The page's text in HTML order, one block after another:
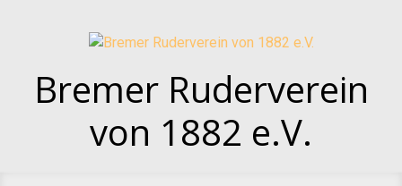
Bremer Ruderverein
von 1882 e.V.